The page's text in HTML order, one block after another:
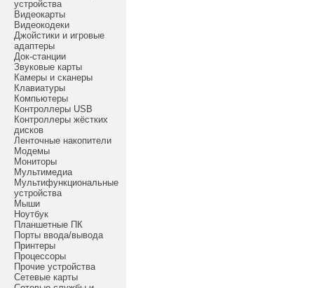
устройства
Видеокарты
Видеокодеки
Джойстики и игровые
адаптеры
Док-станции
Звуковые карты
Камеры и сканеры
Клавиатуры
Компьютеры
Контроллеры USB
Контроллеры жёстких
дисков
Ленточные накопители
Модемы
Мониторы
Мультимедиа
Мультифункциональные
устройства
Мыши
Ноутбук
Планшетные ПК
Порты ввода/вывода
Принтеры
Процессоры
Прочие устройства
Сетевые карты